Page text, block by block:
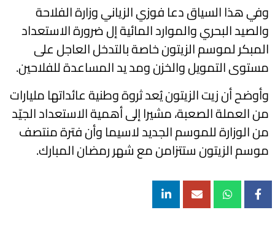
وفي هذا السياق دعا فوزي الزياني وزارة الفلاحة
والصيد البحري والموارد المائية إل ضرورة الاستعداد
المبكر لموسم الزيتون خاصة بالتدخل العاجل على
مستوى التمويل والخزن ومد يد المساعدة للفلاحين.
وأوضح أن زيت الزيتون يُعد ثروة وطنية عائداتها مليارات
من العملة الصعبة، مشيرا إلى أهمية الاستعداد الجيّد
من الوزارة للموسم الجديد لاسيما وأن فترة منتصف
موسم الزيتون ستتزامن مع شهر رمضان المبارك.